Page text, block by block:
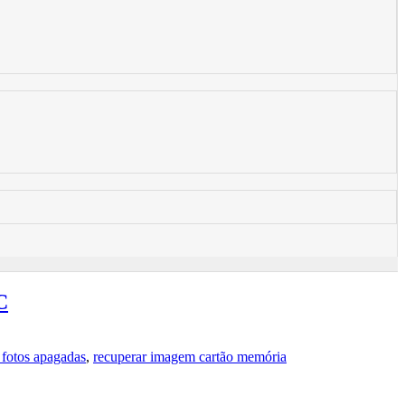
apagadas, recuperar imagem cartão memória